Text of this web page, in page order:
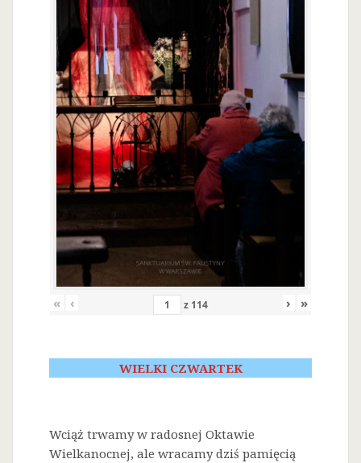
« ‹ z 114 › »
WIELKI CZWARTEK
Wciąż trwamy w radosnej Oktawie
Wielkanocnej, ale wracamy dziś pamięcią